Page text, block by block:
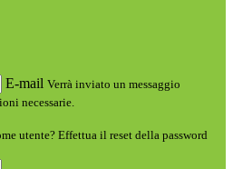
E-mail Verrà inviato un messaggio
necessarie.
utente? Effettua il reset della password